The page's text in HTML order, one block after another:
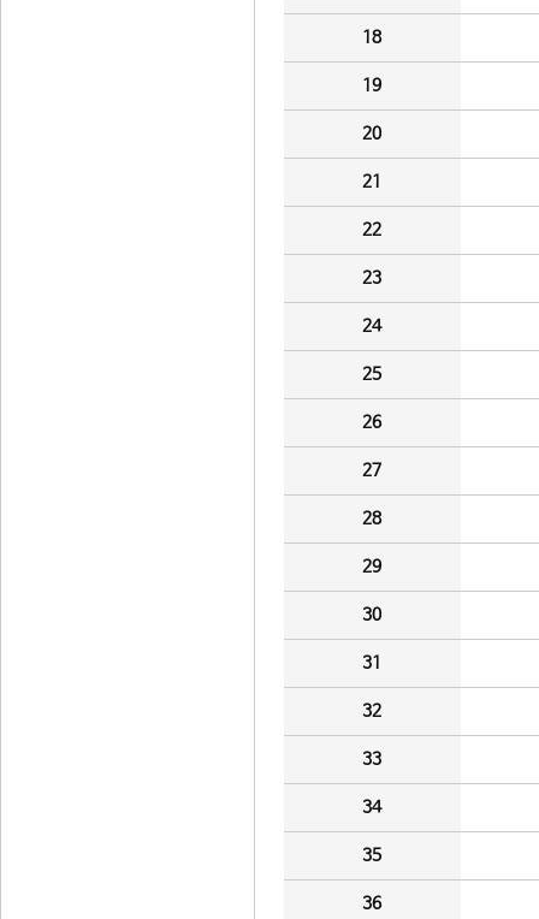
18
19
20
21
22
23
24
25
26
27
28
29
30
31
32
33
34
35
36